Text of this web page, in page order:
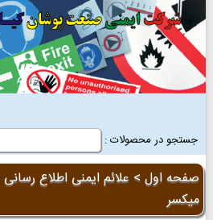
جستجو در محصولات :
صفحه اول > علائم ایمنی اطلاع رسانی
میکسر